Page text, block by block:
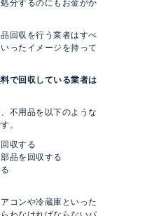
処分するのにもお金がか
回収を行う業者はすべ
ったイメージを持って
で回収している業者は
不用品を以下のような
。
収する
品を回収する
コンや冷蔵庫といった